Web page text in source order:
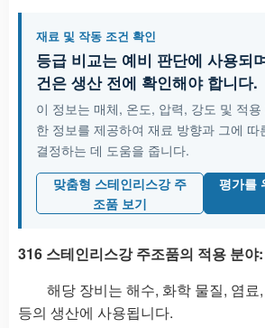
재료 및 작동 조건 확인
등급 비교는 예비 판단에 사용되
건은 생산 전에 확인해야 합니다.
이 정보는 매체, 온도, 압력, 강도 및 적
한 정보를 제공하여 재료 방향과 그에 따
결정하는 데 도움을 줍니다.
맞춤형 스테인리스강 주
조품 보기
평가를
316 스테인리스강 주조품의 적용 분야:
해당 장비는 해수, 화학 물질, 염료,
등의 생산에 사용됩니다.